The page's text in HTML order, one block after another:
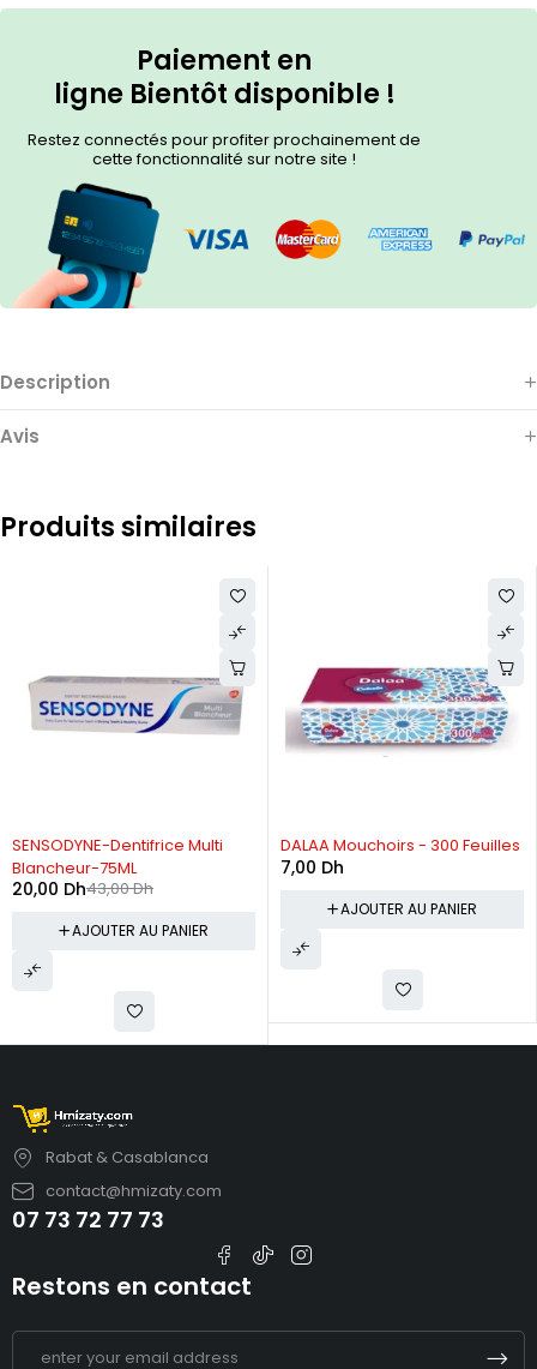
Paiement en
ligne Bientôt disponible !
Restez connectés pour profiter prochainement de
cette fonctionnalité sur notre site !
Description
Avis
Produits similaires
-53%
SENSODYNE-Dentifrice Multi
Blancheur-75ML
43,00Dh
20,00 Dh
AJOUTER AU PANIER
DALAA Mouchoirs - 300 Feuilles
7,00 Dh
AJOUTER AU PANIER
Rabat & Casablanca
contact@hmizaty.com
07 73 72 77 73
Restons en contact